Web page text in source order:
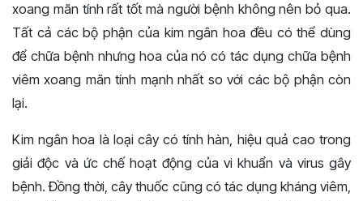
xoang mãn tính rất tốt mà người bệnh không nên bỏ qua.
Tất cả các bộ phận của kim ngân hoa đều có thể dùng
để chữa bệnh nhưng hoa của nó có tác dụng chữa bệnh
viêm xoang mãn tính mạnh nhất so với các bộ phận còn
lại.
Kim ngân hoa là loại cây có tính hàn, hiệu quả cao trong
giải độc và ức chế hoạt động của vi khuẩn và virus gây
bệnh. Đồng thời, cây thuốc cũng có tác dụng kháng viêm,